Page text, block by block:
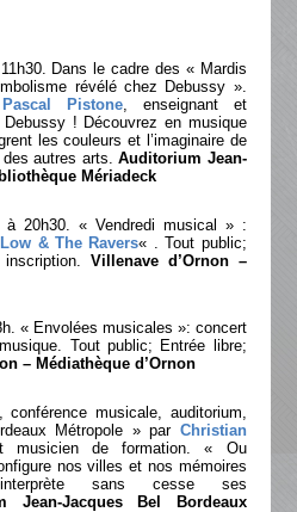
Dans le cadre des « Mardis
révélé chez Debussy ».
Pascal Pistone, enseignant et
! Découvrez en musique
les couleurs et l’imaginaire de
des autres arts.Auditorium Jean-
Mériadeck
à 20h30. « Vendredi musical » :
& The Ravers« . Tout public;
Villenave d’Ornon –
« Envolées musicales »: concert
Tout public; Entrée libre;
– Médiathèque d’Ornon
musicale, auditorium,
Métropole » par Christian
musicien de formation. « Ou
nos villes et nos mémoires
sans cesse ses
Jean-Jacques Bel Bordeaux